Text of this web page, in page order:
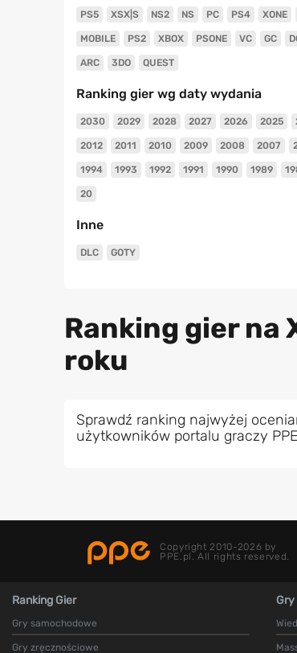
PS5 XSX|S NS2 NS PC PS4 XONE
MOBILE PS2 XBOX PSONE VC GC
ARC 3DO QUEST
Ranking gier wg daty wydania
2030 2029 2028 2027 2026 2025
2012 2011 2010 2009 2008 2007
1994 1993 1992 1991 1990 1989
20
Inne
DLC GOTY
Ranking gier na
roku
Sprawdź ranking najwyżej
użytkowników portalu graczy
Copyright 2010-2026 by
PPE.pl. All rights reserved.
Ranking Gier
Gry samochodowe
Gry zręcznościowe
Gry